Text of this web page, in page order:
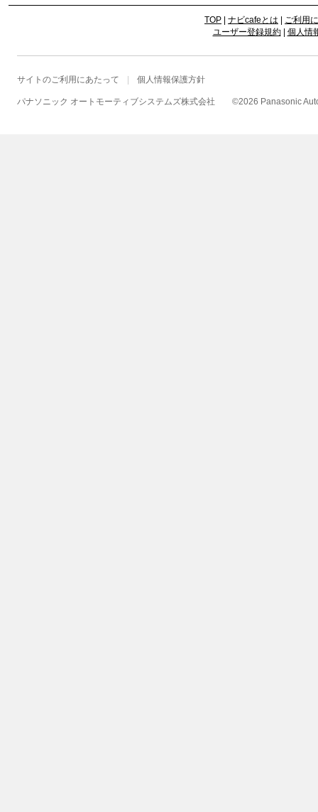
TOP ナビcafeとは
ご利用
ユーザー登録規約| 個人情
サイトのご利用にあたって 個人情報保護方針
パナソニック オートモーティブシステムズ株式会社 ©2026 Panasonic